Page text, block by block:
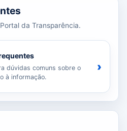
da Transparência.
dúvidas comuns sobre o
à informação.
›